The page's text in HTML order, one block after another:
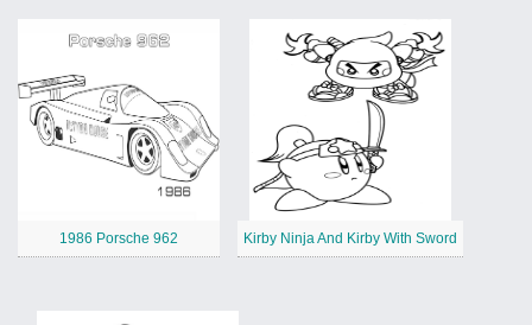
1986 Porsche 962 Kirby Ninja And Kirby With Sword